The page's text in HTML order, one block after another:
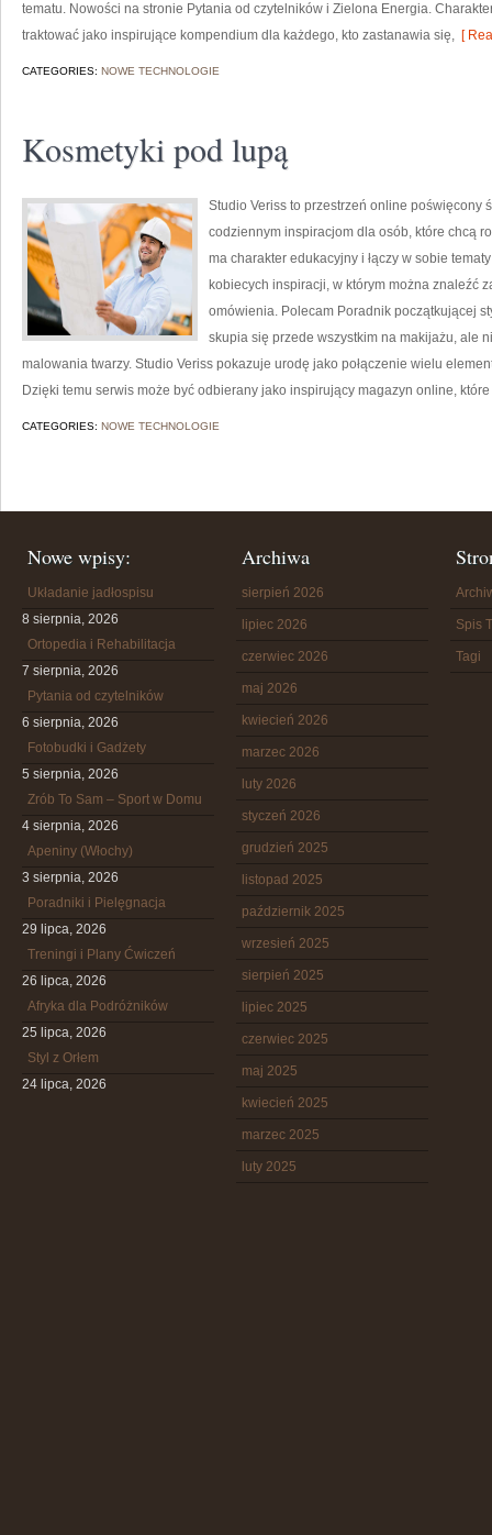
tematu. Nowości na stronie Pytania od czytelników i Zielona Energia.
traktować jako inspirujące kompendium dla każdego, kto zastanawia się, [
CATEGORIES: NOWE TECHNOLOGIE
Kosmetyki pod lupą
Studio Veriss to przestrzeń online poświęcony
codziennym inspiracjom dla osób, które chcą
ma charakter edukacyjny i łączy w sobie
kobiecych inspiracji, w którym można znaleźć
omówienia. Polecam Poradnik początkującej
skupia się przede wszystkim na makijażu, ale
malowania twarzy. Studio Veriss pokazuje urodę jako połączenie wielu
Dzięki temu serwis może być odbierany jako inspirujący magazyn online,
CATEGORIES: NOWE TECHNOLOGIE
Nowe wpisy:
Układanie jadłospisu
8 sierpnia, 2026
Ortopedia i Rehabilitacja
7 sierpnia, 2026
Pytania od czytelników
6 sierpnia, 2026
Fotobudki i Gadżety
5 sierpnia, 2026
Zrób To Sam – Sport w Domu
4 sierpnia, 2026
Apeniny (Włochy)
3 sierpnia, 2026
Poradniki i Pielęgnacja
29 lipca, 2026
Treningi i Plany Ćwiczeń
26 lipca, 2026
Afryka dla Podróżników
25 lipca, 2026
Styl z Orłem
24 lipca, 2026
Archiwa
sierpień 2026
lipiec 2026
czerwiec 2026
maj 2026
kwiecień 2026
marzec 2026
luty 2026
styczeń 2026
grudzień 2025
listopad 2025
październik 2025
wrzesień 2025
sierpień 2025
lipiec 2025
czerwiec 2025
maj 2025
kwiecień 2025
marzec 2025
luty 2025
Spis
Tagi